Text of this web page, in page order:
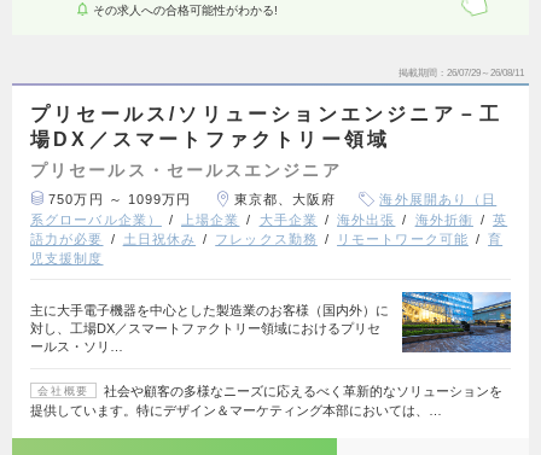
その求人への合格可能性がわかる!
掲載期間 26/07/29～26/08/11
プリセールス/ソリューションエンジニア－工
場DX／スマートファクトリー領域
プリセールス・セールスエンジニア
750万円 ～ 1099万円 東京都、大阪府
海外展開あり（日
系グローバル企業）
上場企業 大手企業 海外出張 海外折衝
英
語力が必要
土日祝休み フレックス勤務 リモートワーク可能
育
児支援制度
主に大手電子機器を中心とした製造業のお客様（国内外）に
対し、工場DX／スマートファクトリー領域におけるプリセ
ールス・ソリ…
会社概要
社会や顧客の多様なニーズに応えるべく革新的なソリューションを
提供しています。特にデザイン＆マーケティング本部においては、…